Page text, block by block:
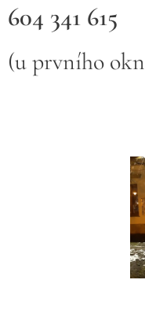
604 341 615
(u prvního